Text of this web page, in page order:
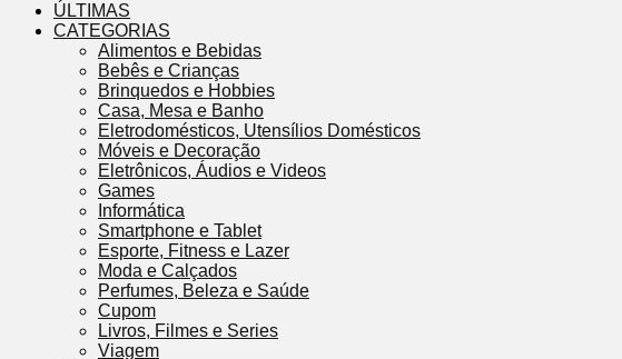
ÚLTIMAS
CATEGORIAS
Alimentos e Bebidas
Bebês e Crianças
Brinquedos e Hobbies
Casa, Mesa e Banho
Eletrodomésticos, Utensílios Domésticos
Móveis e Decoração
Eletrônicos, Áudios e Videos
Games
Informática
Smartphone e Tablet
Esporte, Fitness e Lazer
Moda e Calçados
Perfumes, Beleza e Saúde
Cupom
Livros, Filmes e Series
Viagem